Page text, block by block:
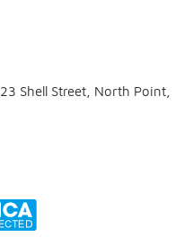
Shell Street, North Point,